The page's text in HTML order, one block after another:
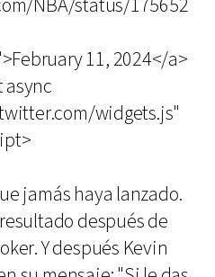
NBA/status/175652
11, 2024</a>
widgets.js"
jamás haya lanzado.
después de
Y después Kevin